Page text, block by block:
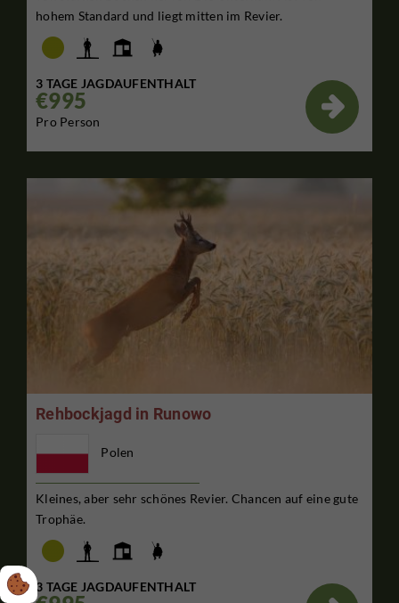
hohem Standard und liegt mitten im Revier.
3 TAGE JAGDAUFENTHALT
€995
Pro Person

Rehbockjagd in Runowo
Polen
Kleines, aber sehr schönes Revier. Chancen auf eine gute
Trophäe.
3 TAGE JAGDAUFENTHALT